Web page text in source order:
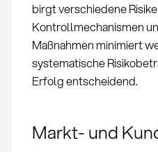
birgt verschiedene
Kontrollmechanismen
Maßnahmen minimiert
systematische
Erfolg entscheidend.
Markt- und